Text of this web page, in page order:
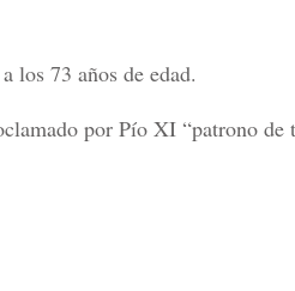
los 73 años de edad.
por Pío XI “patrono de